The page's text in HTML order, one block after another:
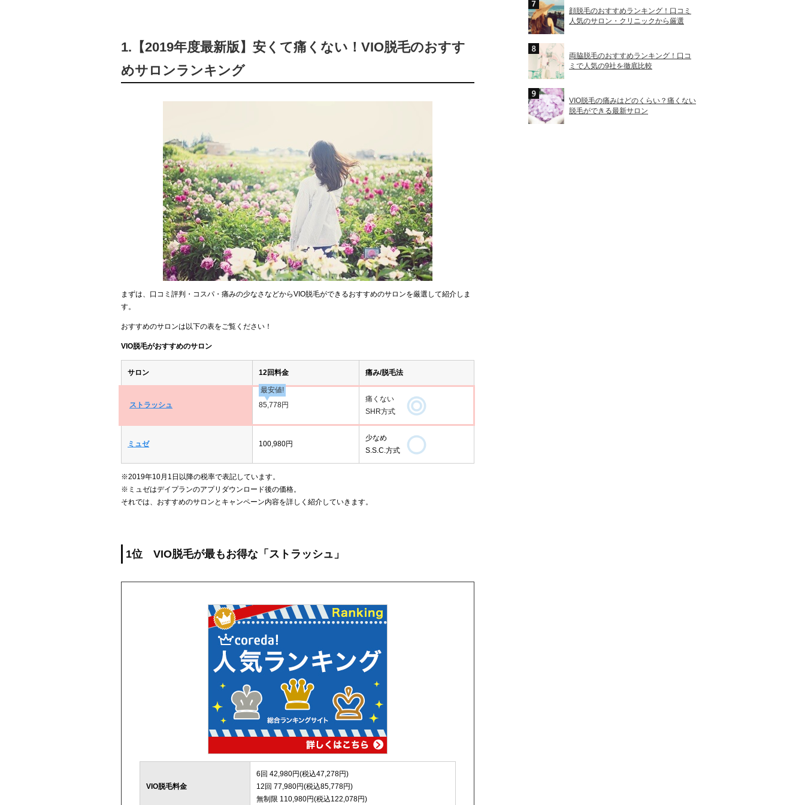
1.【2019年度最新版】安くて痛くない！VIO脱毛のおすす
めサロンランキング
まずは、口コミ評判・コスパ・痛みの少なさなどからVIO脱毛ができるおすすめのサロンを厳選して紹介しま
す。
おすすめのサロンは以下の表をご覧ください！
VIO脱毛がおすすめのサロン
サロン 12回料金 痛み/脱毛法
ストラッシュ
最安値!
85,778円
痛くない
SHR方式
ミュゼ 100,980円
少なめ
S.S.C.方式
※2019年10月1日以降の税率で表記しています。
※ミュゼはデイプランのアプリダウンロード後の価格。
それでは、おすすめのサロンとキャンペーン内容を詳しく紹介していきます。
1位 VIO脱毛が最もお得な「ストラッシュ」
VIO脱毛料金
6回 42,980円(税込47,278円)
12回 77,980円(税込85,778円)
無制限 110,980円(税込122,078円)
顔脱毛のおすすめランキング！口コミ
人気のサロン・クリニックから厳選
両脇脱毛のおすすめランキング！口コ
ミで人気の9社を徹底比較
VIO脱毛の痛みはどのくらい？痛くない
脱毛ができる最新サロン